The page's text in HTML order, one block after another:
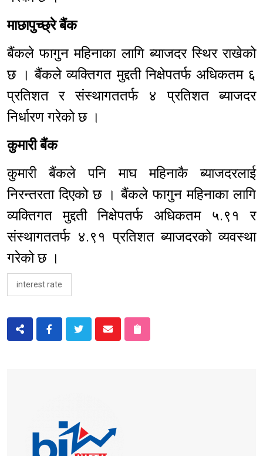
माछापुच्छ्रे बैंक
बैंकले फागुन महिनाका लागि ब्याजदर स्थिर राखेको
छ । बैंकले व्यक्तिगत मुद्दती निक्षेपतर्फ अधिकतम ६
प्रतिशत र संस्थागततर्फ ४ प्रतिशत ब्याजदर
निर्धारण गरेको छ ।
कुमारी बैंक
कुमारी बैंकले पनि माघ महिनाकै ब्याजदरलाई
निरन्तरता दिएको छ । बैंकले फागुन महिनाका लागि
व्यक्तिगत मुद्दती निक्षेपतर्फ अधिकतम ५.९१ र
संस्थागततर्फ ४.९१ प्रतिशत ब्याजदरको व्यवस्था
गरेको छ ।
interest rate